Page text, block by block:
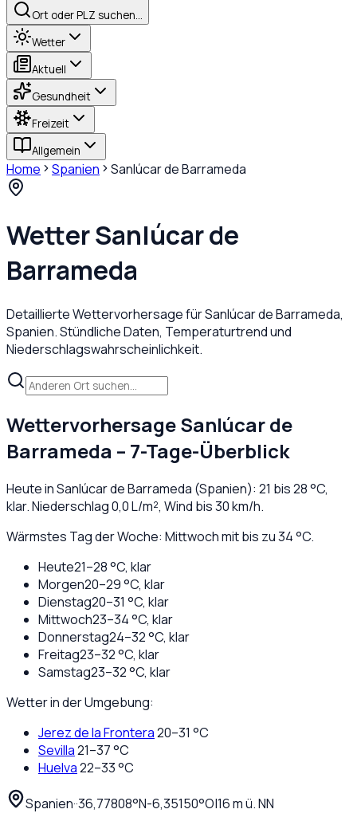
Ort oder PLZ suchen…
Wetter
Aktuell
Gesundheit
Freizeit
Allgemein
Home Spanien Sanlúcar de Barrameda
WetterSanlúcar de
Barrameda
Detaillierte Wettervorhersage fürSanlúcar de Barrameda,
Spanien. Stündliche Daten, Temperaturtrend und
Niederschlagswahrscheinlichkeit.
WettervorhersageSanlúcar de
Barrameda – 7-Tage-Überblick
Heute inSanlúcar de Barrameda (Spanien): 21 bis28°C,
klar. Niederschlag0,0L/m², Wind bis30km/h.
Wärmstes Tag der Woche: Mittwoch mit bis zu 34 °C.
Heute21–28°C, klar
Morgen20–29°C, klar
Dienstag20–31 °C, klar
Mittwoch23–34°C, klar
Donnerstag24–32°C, klar
Freitag23–32°C, klar
Samstag23–32°C, klar
Wetter in der Umgebung:
Jerez de la Frontera20–31 °C
Sevilla21–37°C
Huelva22–33°C
Spanien··36,77808°N-6,35150°O|16m ü. NN